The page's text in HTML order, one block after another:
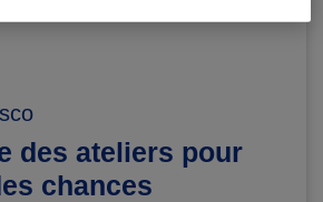
des ateliers pour
chances